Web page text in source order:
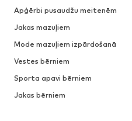
Apģērbi pusaudžu meitenēm
Jakas mazuļiem
Mode mazuļiem izpārdošanā
Vestes bērniem
Sporta apavi bērniem
Jakas bērniem